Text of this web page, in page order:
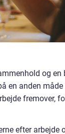
og en
en anden
fremover,
efter arbejde